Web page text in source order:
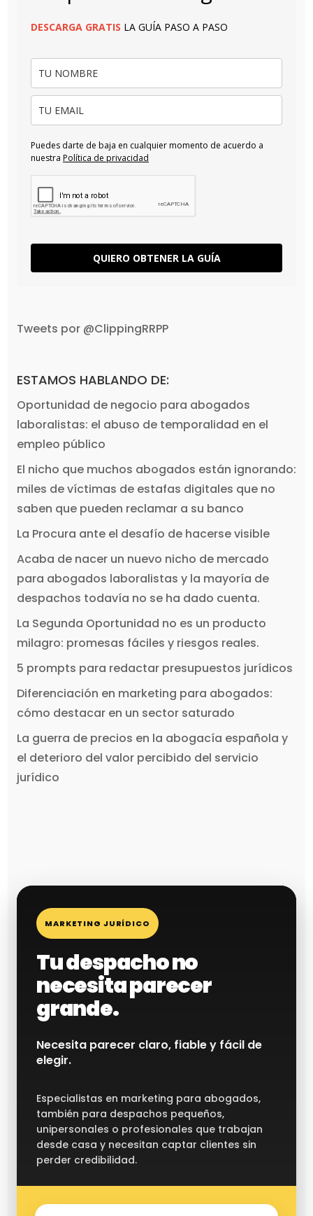
DESCARGA GRATIS LA GUÍA PASO A PASO
Puedes darte de baja en cualquier momento de acuerdo a
nuestra Política de privacidad
QUIERO OBTENER LA GUÍA
Tweets por @ClippingRRPP
ESTAMOS HABLANDO DE:
Oportunidad de negocio para abogados
laboralistas: el abuso de temporalidad en el
empleo público
El nicho que muchos abogados están ignorando:
miles de víctimas de estafas digitales que no
saben que pueden reclamar a su banco
La Procura ante el desafío de hacerse visible
Acaba de nacer un nuevo nicho de mercado
para abogados laboralistas y la mayoría de
despachos todavía no se ha dado cuenta.
La Segunda Oportunidad no es un producto
milagro: promesas fáciles y riesgos reales.
5 prompts para redactar presupuestos jurídicos
Diferenciación en marketing para abogados:
cómo destacar en un sector saturado
La guerra de precios en la abogacía española y
el deterioro del valor percibido del servicio
jurídico
MARKETING JURÍDICO
Tu despacho no
necesita parecer
grande.
Necesita parecer claro, fiable y fácil de
elegir.
Especialistas en marketing para abogados,
también para despachos pequeños,
unipersonales o profesionales que trabajan
desde casa y necesitan captar clientes sin
perder credibilidad.